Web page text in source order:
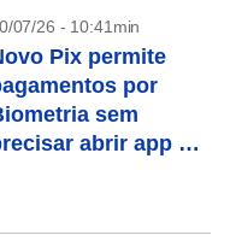
07/26 - 10:41min
Pix permite
por
sem
abrir app do